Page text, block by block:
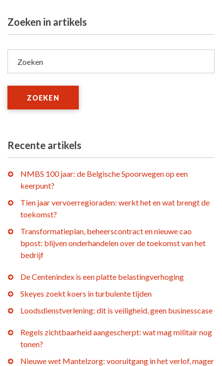
Zoeken in artikels
Zoeken
ZOEKEN
Recente artikels
NMBS 100 jaar: de Belgische Spoorwegen op een
keerpunt?
Tien jaar vervoerregioraden: werkt het en wat brengt de
toekomst?
Transformatieplan, beheerscontract en nieuwe cao
bpost: blijven onderhandelen over de toekomst van het
bedrijf
De Centenindex is een platte belastingverhoging
Skeyes zoekt koers in turbulente tijden
Loodsdienstverlening: dit is veiligheid, geen businesscase
Regels zichtbaarheid aangescherpt: wat mag militair nog
tonen?
Nieuwe wet Mantelzorg: vooruitgang in het verlof, mager